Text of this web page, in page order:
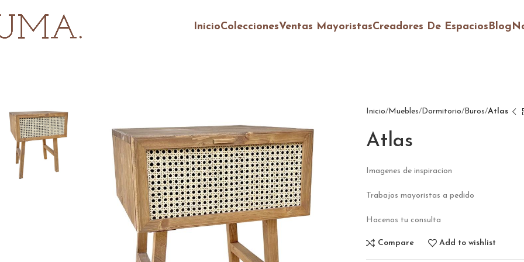
InicioColeccionesVentas MayoristasCreadores De Espacios Blog
Inicio Muebles Dormitorio Buros Atlas
Atlas
Imagenes de inspiracion
Trabajos mayoristas a pedido
Hacenos tu consulta
Compare Add to wishlist